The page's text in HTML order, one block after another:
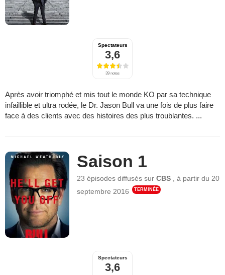
Spectateurs
3,6
39 notes
Après avoir triomphé et mis tout le monde KO par sa technique
infaillible et ultra rodée, le Dr. Jason Bull va une fois de plus faire
face à des clients avec des histoires des plus troublantes. ...
Saison 1
23 épisodes diffusés surCBS ,à partir du 20
septembre 2016
TERMINÉE
Spectateurs
3,6